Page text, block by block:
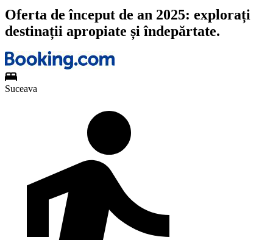
Oferta de început de an 2025: explorați
destinații apropiate și îndepărtate.
Suceava